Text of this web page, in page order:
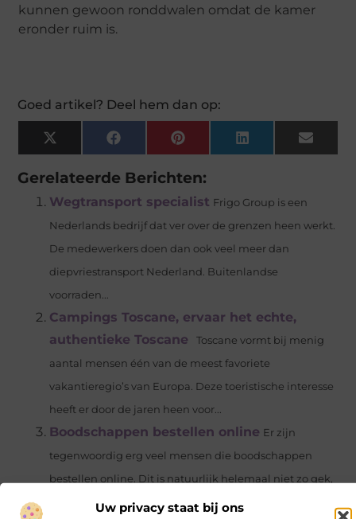
Uw privacy staat bij ons
kunnen gewoon ronddwalen omdat de kamer
eronder ruim is.
Goed artikel? Deel hem dan op:
X
(Twitter)
FacebookPinterest LinkedIn Email
Gerelateerde Berichten:
Wegtransport specialist Frigo Group is een
Nederlands bedrijf dat ver over de grenzen heen werkt.
De medewerkers doen dan ook veel meer dan
diepvriestransport Nederland. Buitenlandse
voorraden...
Campings Toscane, ervaar het echte,
authentieke Toscane
Toscane vormt bij menig
aantal mensen één van de meest favoriete
vakantieregio’s van Europa. Deze toeristische interesse
heeft er door de jaren heen voor...
Boodschappen bestellen online Er zijn
tegenwoordig erg veel mensen die boodschappen
bestellen online. Dit is natuurlijk helemaal niet zo gek,
want het is een erg handige manier om...